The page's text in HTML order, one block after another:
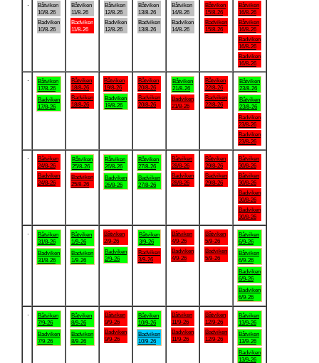
Båtviken
10/8-26
Badviken
10/8-26
Båtviken
11/8-26
Badviken
11/8-26
Båtviken
12/8-26
Badviken
12/8-26
Båtviken
13/8-26
Badviken
13/8-26
Båtviken
14/8-26
Badviken
14/8-26
Båtviken
15/8-26
Badviken
15/8-26
Båtviken
16/8-26
Båtviken
16/8-26
Badviken
16/8-26
Badviken
16/8-26
Båtviken
17/8-26
Badviken
17/8-26
Båtviken
18/8-26
Badviken
18/8-26
Båtviken
19/8-26
Badviken
19/8-26
Båtviken
20/8-26
Badviken
20/8-26
Båtviken
21/8-26
Badviken
21/8-26
Båtviken
22/8-26
Badviken
22/8-26
Båtviken
23/8-26
Båtviken
23/8-26
Badviken
23/8-26
Badviken
23/8-26
Båtviken
24/8-26
Badviken
24/8-26
Båtviken
25/8-26
Badviken
25/8-26
Båtviken
26/8-26
Badviken
26/8-26
Båtviken
27/8-26
Badviken
27/8-26
Båtviken
28/8-26
Badviken
28/8-26
Båtviken
29/8-26
Badviken
29/8-26
Båtviken
30/8-26
Båtviken
30/8-26
Badviken
30/8-26
Badviken
30/8-26
Båtviken
31/8-26
Badviken
31/8-26
Båtviken
1/9-26
Badviken
1/9-26
Båtviken
2/9-26
Badviken
2/9-26
Båtviken
3/9-26
Badviken
3/9-26
Båtviken
4/9-26
Badviken
4/9-26
Båtviken
5/9-26
Badviken
5/9-26
Båtviken
6/9-26
Båtviken
6/9-26
Badviken
6/9-26
Badviken
6/9-26
Båtviken
7/9-26
Badviken
7/9-26
Båtviken
8/9-26
Badviken
8/9-26
Båtviken
9/9-26
Badviken
9/9-26
Båtviken
10/9-26
Badviken
10/9-26
Båtviken
11/9-26
Badviken
11/9-26
Båtviken
12/9-26
Badviken
12/9-26
Båtviken
13/9-26
Båtviken
13/9-26
Badviken
13/9-26